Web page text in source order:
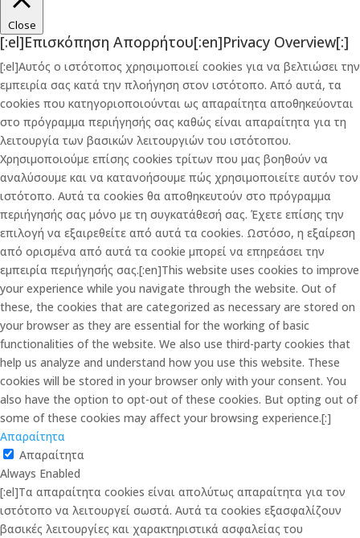
Close
[:el]Επισκόπηση Απορρήτου[:en]Privacy Overview[:]
[:el]Αυτός ο ιστότοπος χρησιμοποιεί cookies για να βελτιώσει την
εμπειρία σας κατά την πλοήγηση στον ιστότοπο. Από αυτά, τα
cookies που κατηγοριοποιούνται ως απαραίτητα αποθηκεύονται
στο πρόγραμμα περιήγησής σας καθώς είναι απαραίτητα για τη
λειτουργία των βασικών λειτουργιών του ιστότοπου.
Χρησιμοποιούμε επίσης cookies τρίτων που μας βοηθούν να
αναλύσουμε και να κατανοήσουμε πώς χρησιμοποιείτε αυτόν τον
ιστότοπο. Αυτά τα cookies θα αποθηκευτούν στο πρόγραμμα
περιήγησής σας μόνο με τη συγκατάθεσή σας. Έχετε επίσης την
επιλογή να εξαιρεθείτε από αυτά τα cookies. Ωστόσο, η εξαίρεση
από ορισμένα από αυτά τα cookie μπορεί να επηρεάσει την
εμπειρία περιήγησής σας.[:en]This website uses cookies to improve
your experience while you navigate through the website. Out of
these, the cookies that are categorized as necessary are stored on
your browser as they are essential for the working of basic
functionalities of the website. We also use third-party cookies that
help us analyze and understand how you use this website. These
cookies will be stored in your browser only with your consent. You
also have the option to opt-out of these cookies. But opting out of
some of these cookies may affect your browsing experience.[:]
Απαραίτητα
Απαραίτητα
Always Enabled
[:el]Τα απαραίτητα cookies είναι απολύτως απαραίτητα για τον
ιστότοπο να λειτουργεί σωστά. Αυτά τα cookies εξασφαλίζουν
βασικές λειτουργίες και χαρακτηριστικά ασφαλείας του